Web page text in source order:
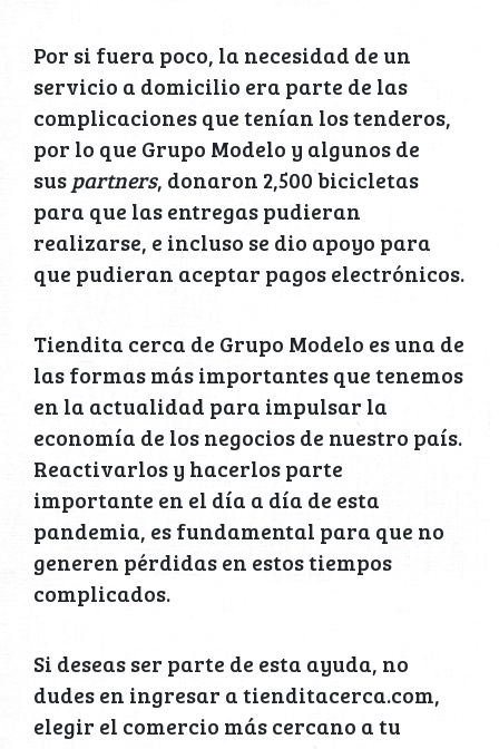
Por si fuera poco, la necesidad de un
servicio a domicilio era parte de las
complicaciones que tenían los tenderos,
por lo que Grupo Modelo y algunos de
sus partners, donaron 2,500 bicicletas
para que las entregas pudieran
realizarse, e incluso se dio apoyo para
que pudieran aceptar pagos electrónicos.
Tiendita cerca de Grupo Modelo es una de
las formas más importantes que tenemos
en la actualidad para impulsar la
economía de los negocios de nuestro país.
Reactivarlos y hacerlos parte
importante en el día a día de esta
pandemia, es fundamental para que no
generen pérdidas en estos tiempos
complicados.
Si deseas ser parte de esta ayuda, no
dudes en ingresar a tienditacerca.com,
elegir el comercio más cercano a tu